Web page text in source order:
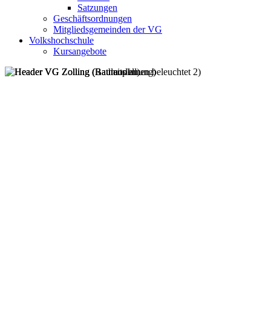
Satzungen
Geschäftsordnungen
Mitgliedsgemeinden der VG
Volkshochschule
Kursangebote